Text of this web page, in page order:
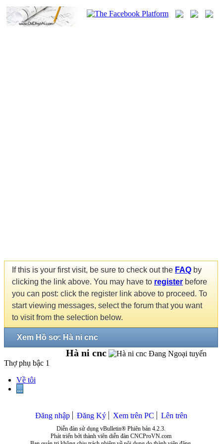
If this is your first visit, be sure to check out the FAQ by
clicking the link above. You may have to register before
you can post: click the register link above to proceed. To
start viewing messages, select the forum that you want
to visit from the selection below.
Xem Hồ sơ: Hà ni cnc
Hà ni cnc
Thợ phụ bậc 1
Về tôi
...
Đăng nhập Đăng Ký Xem trên PC Lên trên
Diễn đàn sử dụng vBulletin® Phiên bản 4.2.3.
Phát triển bởi thành viên diễn đàn CNCProVN.com